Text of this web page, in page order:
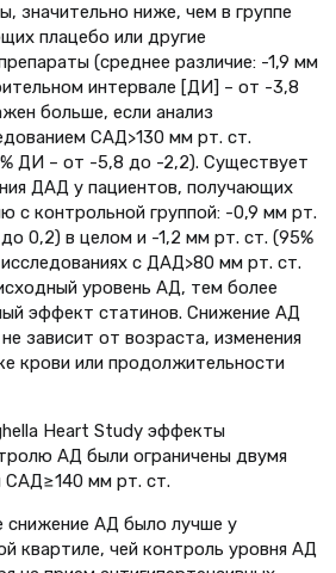
значительно ниже, чем в группе
плацебо или другие
(среднее различие: -1,9 мм
интервале [ДИ] – от -3,8
больше, если анализ
САД>130 мм рт. ст.
ДИ – от -5,8 до -2,2). Существует
ДАД у пациентов, получающих
с контрольной группой: -0,9 мм рт.
0,2) в целом и -1,2 мм рт. ст. (95%
с ДАД>80 мм рт. ст.
уровень АД, тем более
эффект статинов. Снижение АД
зависит от возраста, изменения
крови или продолжительности
Heart Study эффекты
АД были ограничены двумя
САД≥140 мм рт. ст.
снижение АД было лучше у
квартиле, чей контроль уровня АД